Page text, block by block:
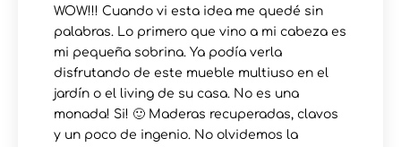
WOW!!! Cuando vi esta idea me quedé sin
palabras. Lo primero que vino a mi cabeza es
mi pequeña sobrina. Ya podía verla
disfrutando de este mueble multiuso en el
jardín o el living de su casa. No es una
monada! Si! 🙂 Maderas recuperadas, clavos
y un poco de ingenio. No olvidemos la